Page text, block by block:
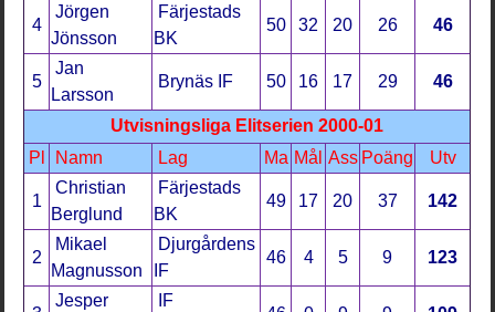
4
Jörgen
Jönsson
Färjestads
BK
50 32 20 26 46
5
Jan
Larsson
Brynäs IF 50 16 17 29 46
Utvisningsliga Elitserien 2000-01
Pl
Namn Lag Ma Mål Ass Poäng Utv
1
Christian
Berglund
Färjestads
BK
49 17 20 37 142
2
Mikael
Magnusson
Djurgårdens
IF
46 4 5 9 123
Jesper IF